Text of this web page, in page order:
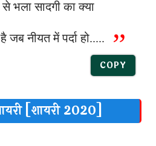
भला सादगी का क्या
नीयत में पर्दा हो.....
COPY
[शायरी 2020]